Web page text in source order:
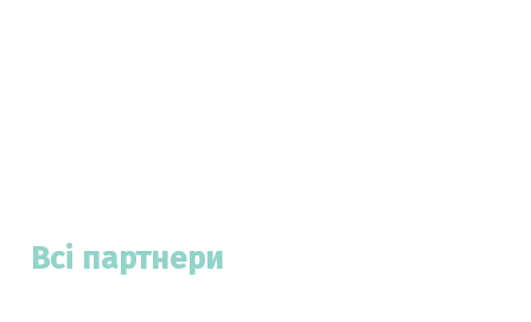
Всі партнери